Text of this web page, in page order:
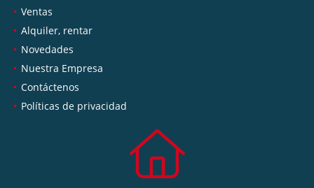
Ventas
Alquiler, rentar
Novedades
Nuestra Empresa
Contáctenos
Políticas de privacidad